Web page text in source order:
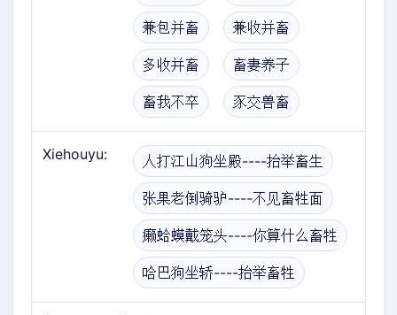
兼包并畜 兼收并畜
多收并畜 畜妻养子
畜我不卒 豕交兽畜
Xiehouyu: 人打江山狗坐殿----抬举畜生
张果老倒骑驴----不见畜牲面
癞蛤蟆戴笼头----你算什么畜牲
哈巴狗坐轿----抬举畜牲